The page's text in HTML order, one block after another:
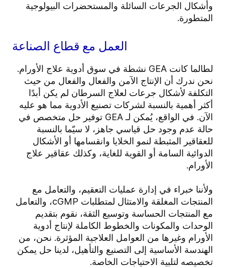
وأشكال الجرعات السائلة والمستحضرات البيولوجية
المتطورة.
العمل مع قطاع الصناعة
لطالما كانت GEA نشطة في سوق أدوية علاج الأورام.
نحن ندرك أن الإنتاج الآمن والفعال والفعال من حيث
التكلفة لأشكال جرعات لعلاج السرطان لم يكن أبدًا
أكثر أهمية بالنسبة لشركات تصنيع الأدوية مما هو عليه
الآن. في الواقع، يُمكن لـ GEA توفير حل متخصص في
حالة عدم وجود حل قياسي جاهز، لا سيّما بالنسبة
للعقاقير المثبطة لنمو الخلايا وانقسامها أو الأشكال
الدوائية السامة أو القوية للغاية، وكذلك عقاقير علاج
الأورام.
ولأننا خبراء في إدارة عمليات التعقيم، والتعامل مع
المنتجات المغلقة والامتثال لمتطلبات cGMP، والتعامل
مع المنتجات الحساسة وتوسيع الثقة، نقوم بتقديم
الوحدات والمكونات والخطوط الكاملة لإنتاج أدوية
الأورام وغيرها من العوامل العلاجية المؤثرة. نحن، من
الهندسة الأساسية إلى التصنيع والتأهيل، لدينا حل يمكن
تخصيصه لتلبية الاحتياجات الخاصة.